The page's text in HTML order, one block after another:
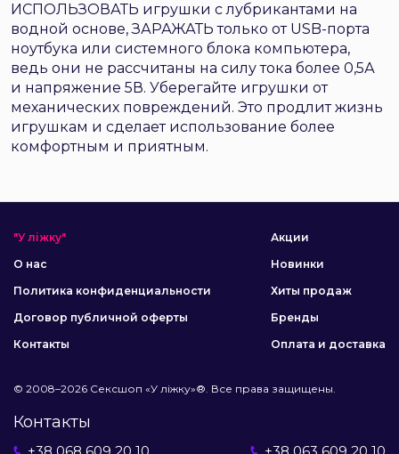
ИСПОЛЬЗОВАТЬ игрушки с лубрикантами на
водной основе, ЗАРАЖАТЬ только от USB-порта
ноутбука или системного блока компьютера,
ведь они не рассчитаны на силу тока более 0,5А
и напряжение 5В. Уберегайте игрушки от
механических повреждений. Это продлит жизнь
игрушкам и сделает использование более
комфортным и приятным.
"У ліжку"
О нас
Политика конфиденциальности
Договор публичной оферты
Контакты
Акции
Новинки
Хиты продаж
Бренды
Оплата и доставка
© 2008–2026 Сексшоп «У ліжку»®. Все права защищены.
Контакты